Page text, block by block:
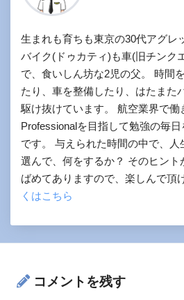
生まれも育ちも東京の30代アグレ
バイク(ドゥカティ)も車(旧チンク
で、食いしん坊な2児の父。 時間
たり、車を整備したり、はたまた
駆け抜けています。 航空業界で働
Professionalを目指して勉強の毎
です。 与えられた時間の中で、人
選んで、何をするか？ そのヒント
ばめてありますので、楽しんで頂
くはこちら
コメントを残す